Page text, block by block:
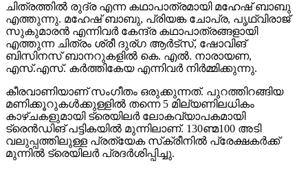
ചിത്രത്തില്‍ രുദ്ര എന്ന കഥാപാത്രമായി മഹേഷ് ബാബു
എത്തുന്നു. മഹേഷ് ബാബു, പ്രിയങ്ക ചോപ്ര, പൃഥ്വിരാജ്
സുകുമാരന്‍ എന്നിവര്‍ കേന്ദ്ര കഥാപാത്രങ്ങളായി
എത്തുന്ന ചിത്രം ശ്രീ ദുര്ഗ ആര്‍ട്‌സ്, ഷോവിങ്
ബിസിനസ് ബാനറുകളില്‍ കെ. എല്‍. നാരായണ,
എസ്.എസ്. കര്‍ത്തികേയ എന്നിവര്‍ നിര്‍മ്മിക്കുന്നു.
കീരവാണിയാണ് സംഗീതം ഒരുക്കുന്നത്. പുറത്തിറങ്ങിയ
മണിക്കൂറുകള്‍ക്കുള്ളില്‍ തന്നെ 5 മില്യണിലധികം
കാഴ്ചകളുമായി ട്രെയിലര്‍ ലോകവ്യാപകമായി
ട്രെന്‍ഡിങ് പട്ടികയില്‍ മുന്നിലാണ്. 130ണ്മ100 അടി
വലുപ്പത്തിലുള്ള പ്രത്യേക സ്‌ക്രീനില്‍ പ്രേക്ഷകര്‍ക്ക്
മുന്നില്‍ ട്രെയിലര്‍ പ്രദര്‍ശിപ്പിച്ചു.